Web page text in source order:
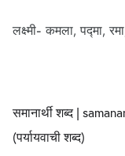
लक्ष्मी- कमला, पद्मा,
समानार्थी शब्द |
(पर्यायवाची शब्द)